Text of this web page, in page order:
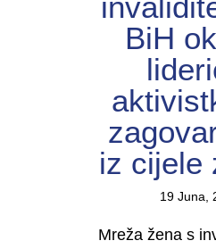
BiH
iz cijele
19 Juna,
Mreža žena s